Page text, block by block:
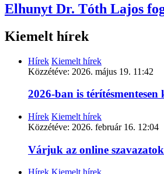
Elhunyt Dr. Tóth Lajos
Kiemelt hírek
Hírek Kiemelt hírek
Közzétéve: 2026. május 19. 11:42
2026-ban is
Hírek Kiemelt hírek
Közzétéve: 2026. február 16. 12:04
Várjuk az online